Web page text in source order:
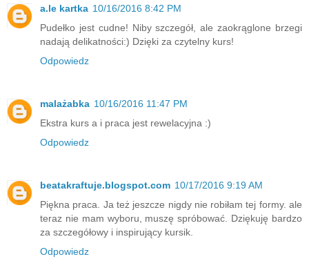
a.le kartka 10/16/2016 8:42 PM
Pudełko jest cudne! Niby szczegół, ale zaokrąglone brzegi
nadają delikatności:) Dzięki za czytelny kurs!
Odpowiedz
malażabka 10/16/2016 11:47 PM
Ekstra kurs a i praca jest rewelacyjna :)
Odpowiedz
beatakraftuje.blogspot.com 10/17/2016 9:19 AM
Piękna praca. Ja też jeszcze nigdy nie robiłam tej formy. ale
teraz nie mam wyboru, muszę spróbować. Dziękuję bardzo
za szczegółowy i inspirujący kursik.
Odpowiedz